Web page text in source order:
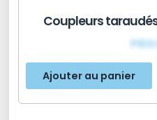
Coupleurs
Ajouter au panier